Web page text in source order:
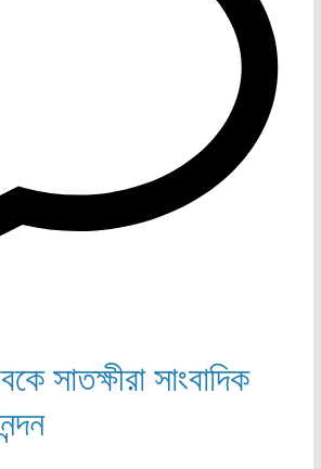
সাতক্ষীরা সাংবাদিক